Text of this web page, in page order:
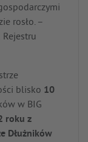
rosło. –
blisko 10
w BIG
roku z
Dłużników